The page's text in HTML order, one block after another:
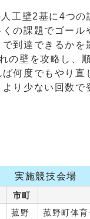
工壁2基に4つの
の課題でゴール
到達できるかを
の壁を攻略し、
何度でもやり直
り少ない回数で
実施競技会場
市町
菰野
菰野町体